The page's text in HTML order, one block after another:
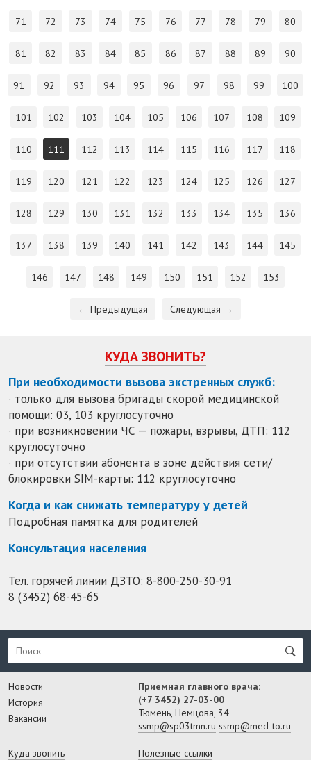
71 72 73 74 75 76 77 78 79 80
81 82 83 84 85 86 87 88 89 90
91 92 93 94 95 96 97 98 99 100
101 102 103 104 105 106 107 108 109
110 111 112 113 114 115 116 117 118
119 120 121 122 123 124 125 126 127
128 129 130 131 132 133 134 135 136
137 138 139 140 141 142 143 144 145
146 147 148 149 150 151 152 153
← Предыдущая Следующая →
КУДА ЗВОНИТЬ?
При необходимости вызова экстренных служб:
· только для вызова бригады скорой медицинской
помощи: 03, 103 круглосуточно
· при возникновении ЧС — пожары, взрывы, ДТП: 112
круглосуточно
· при отсутствии абонента в зоне действия сети/
блокировки SIM-карты: 112 круглосуточно
Когда и как снижать температуру у детей
Подробная памятка для родителей
Консультация населения
Тел. горячей линии ДЗТО: 8-800-250-30-91
8 (3452) 68-45-65
Новости
История
Вакансии
Приемная главного врача:
(+7 3452) 27-03-00
Тюмень, Немцова, 34
ssmp@sp03tmn.ru ssmp@med-to.ru
Куда звонить Полезные ссылки